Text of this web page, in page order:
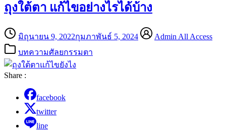
ถุงใต้ตา แก้ไขอย่างไรได้บ้าง
มิถุนายน 9, 2022กุมภาพันธ์ 5, 2024
Admin All Access
บทความศัลยกรรมตา
Share :
facebook
twitter
line